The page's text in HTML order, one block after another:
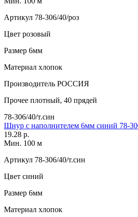
Артикул 78-306/40/роз
Цвет розовый
Размер 6мм
Материал хлопок
Производитель РОССИЯ
Прочее плотный, 40 прядей
78-306/40/т.син
Шнур с наполнителем 6мм синий 78-
19.28 р.
Мин. 100 м
Артикул 78-306/40/т.син
Цвет синий
Размер 6мм
Материал хлопок